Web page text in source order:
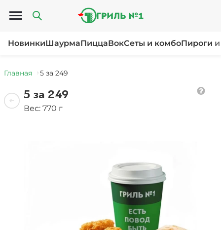
Открыть меню
НовинкиШаурмаПиццаВокСеты и комбоПироги
Главная 5 за 249
5 за 249
Вес: 770 г